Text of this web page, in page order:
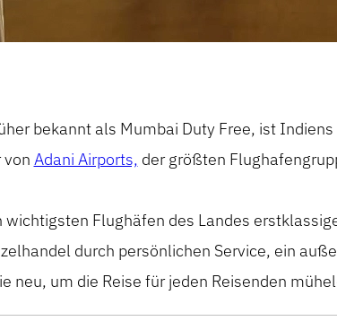
bekannt als Mumbai Duty Free, ist
von Adani Airports, der größten
wichtigsten Flughäfen des Landes
durch persönlichen Service, ein
neu, um die Reise für jeden Reisenden